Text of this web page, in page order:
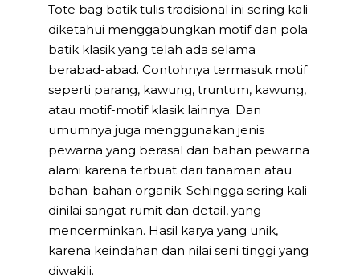
Tote bag batik tulis tradisional ini sering kali
diketahui menggabungkan motif dan pola
batik klasik yang telah ada selama
berabad-abad. Contohnya termasuk motif
seperti parang, kawung, truntum, kawung,
atau motif-motif klasik lainnya. Dan
umumnya juga menggunakan jenis
pewarna yang berasal dari bahan pewarna
alami karena terbuat dari tanaman atau
bahan-bahan organik. Sehingga sering kali
dinilai sangat rumit dan detail, yang
mencerminkan. Hasil karya yang unik,
karena keindahan dan nilai seni tinggi yang
diwakili.